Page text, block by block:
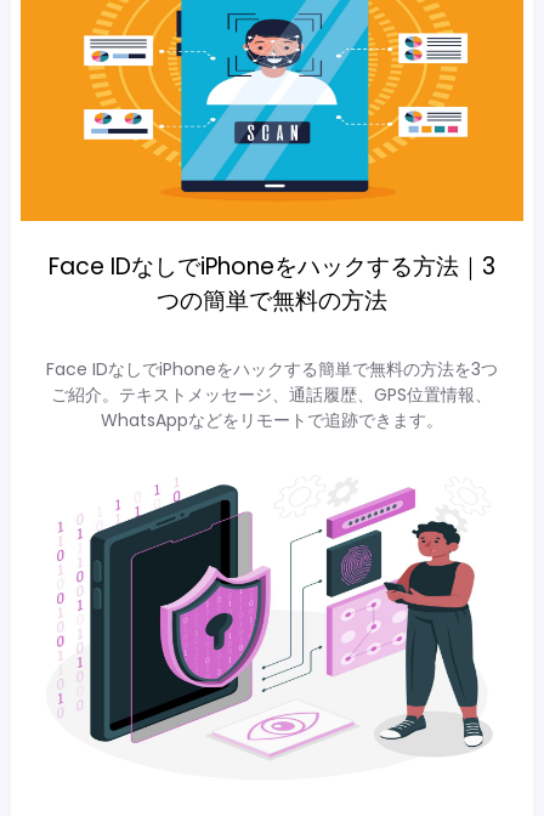
Face IDなしでiPhoneをハックする方法｜3
つの簡単で無料の方法
Face IDなしでiPhoneをハックする簡単で無料の方法を3つ
ご紹介。テキストメッセージ、通話履歴、GPS位置情報、
WhatsAppなどをリモートで追跡できます。